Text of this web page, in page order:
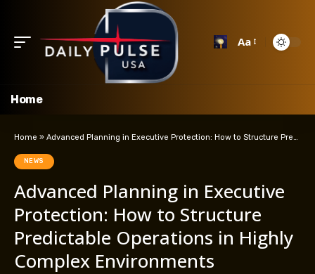
Aa
Home
Home » Advanced Planning in Executive Protection: How to Structure Predictable Operations in Highly Complex Environments
NEWS
Advanced Planning in Executive
Protection: How to Structure
Predictable Operations in Highly
Complex Environments